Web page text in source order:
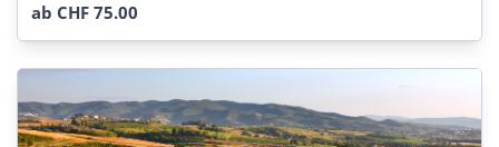
ab CHF 75.00